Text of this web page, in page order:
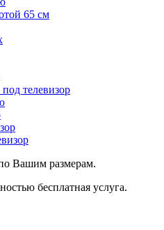
65 см
телевизор
Вашим размерам.
бесплатная услуга.